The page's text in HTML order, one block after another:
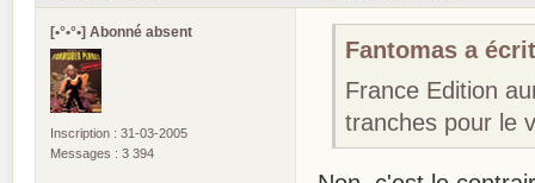
[•°•°•] Abonné absent
Inscription : 31-03-2005
Messages : 3 394
Fantomas a
France Edition
tranches pour le